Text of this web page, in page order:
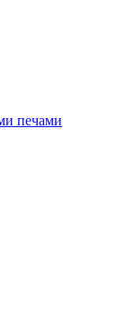
печами